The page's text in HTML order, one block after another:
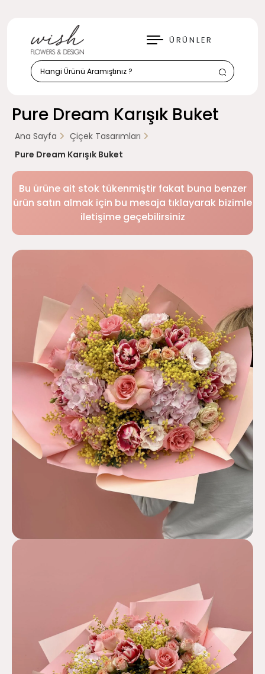
ÜRÜNLER
KAPAT
Pure Dream Karışık Buket
Ana Sayfa
Çiçek Tasarımları
Pure Dream Karışık Buket
Bu ürüne ait stok tükenmiştir fakat buna benzer
ürün satın almak için bu mesaja tıklayarak bizimle
iletişime geçebilirsiniz